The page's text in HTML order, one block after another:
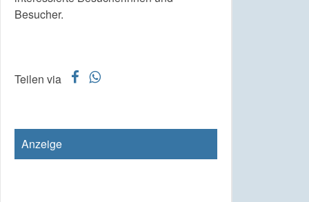
Besucher.
Teilen via f w
Anzeige